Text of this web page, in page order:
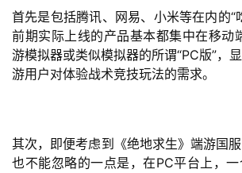
首先是包括腾讯、网易、小米等在内的“
前期实际上线的产品基本都集中在移动
游模拟器或类似模拟器的所谓“PC版”，
游用户对体验战术竞技玩法的需求。
其次，即便考虑到《绝地求生》端游国服
也不能忽略的一点是，在PC平台上，